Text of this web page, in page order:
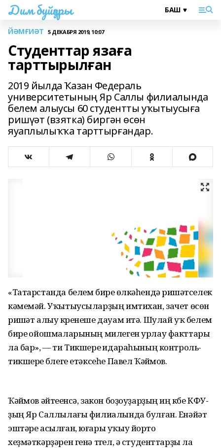
Дим буйҙары
ЙӘМҒИӘТ 5 ДЕКАБРЯ 2019, 10:07
Студенттар язаға
тарттырылған
2019 йылда Ҡазан Федераль
университетының Яр Саллы филиалында
белем алыусы 60 студентты уҡытыусыға
ришүәт (взятка) биргән өсөн
яуаплылыҡҡа тарттырғандар.
«Татарстанда белем биреү өлкәһендә ришүәтселек
кәмемәй. Уҡытыусыларҙың имтихан, зачет өсөн
ришүәт алыу күренеше дауам итә. Шулай уҡ белем
биреү ойошмаларының милеген урлау факттары
ла бар», — ти Тикшереү идараһының контроль-
тикшереү бүлеге етәксеһе Павел Ҡәйүмов.
Ҡәйүмов әйтеүенсә, закон боҙоуҙарҙың иң күбе КФУ-
ҙың Яр Саллылағы филиалында булған. Енәйәт
эштәре асылған, юғары уҡыу йорто
хеҙмәткәрҙәрен генә түгел, ә студенттарҙы ла